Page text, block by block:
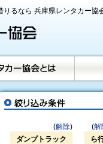
るなら 兵庫県レンタカー協
(解除)
ダンプトラック
(解
ら